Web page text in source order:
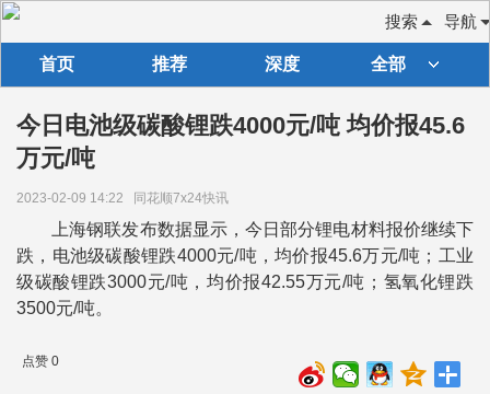
导航
搜索
首页 推荐 深度 全部
今日电池级碳酸锂跌4000元/吨 均价报45.6
万元/吨
2023-02-09 14:22 同花顺7x24快讯
上海钢联发布数据显示，今日部分锂电材料报价继续下
跌，电池级碳酸锂跌4000元/吨，均价报45.6万元/吨；工业
级碳酸锂跌3000元/吨，均价报42.55万元/吨；氢氧化锂跌
3500元/吨。
点赞 0